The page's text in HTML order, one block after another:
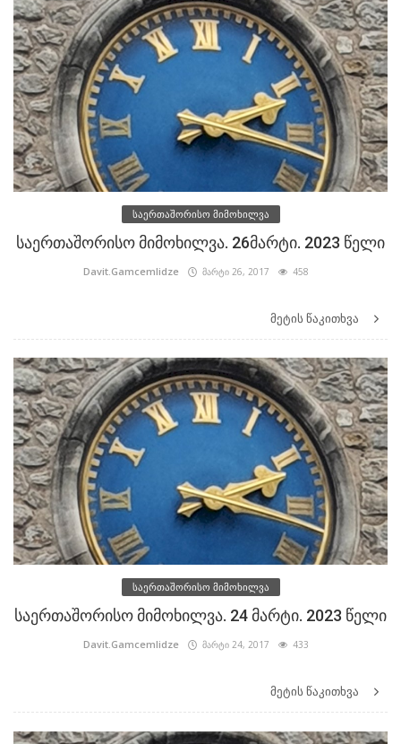
საერთაშორისო მიმოხილვა
საერთაშორისო მიმოხილვა. 26მარტი. 2023 წელი
Davit.Gamcemlidze მარტი 26, 2017 458
მეტის წაკითხვა
საერთაშორისო მიმოხილვა
საერთაშორისო მიმოხილვა. 24 მარტი. 2023 წელი
Davit.Gamcemlidze მარტი 24, 2017 433
მეტის წაკითხვა